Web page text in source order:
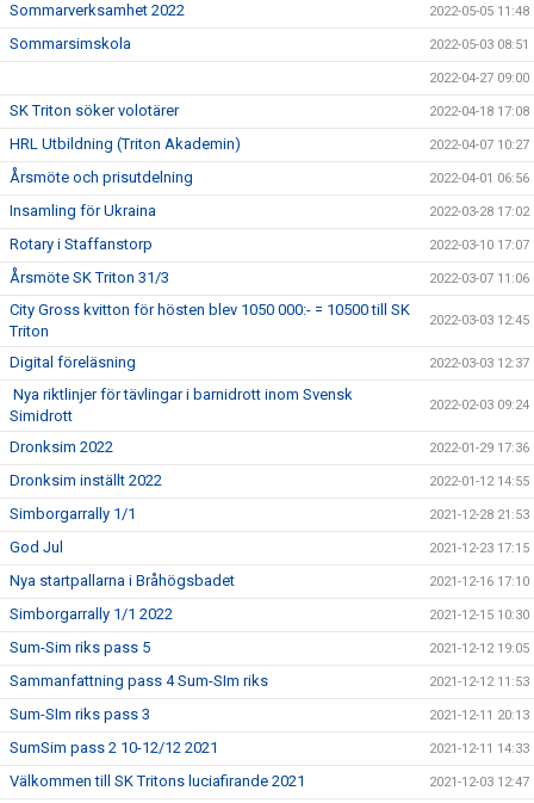
Sommarverksamhet 2022 2022-05-05 11:48
Sommarsimskola 2022-05-03 08:51
2022-04-27 09:00
SK Triton söker volotärer 2022-04-18 17:08
HRL Utbildning (Triton Akademin) 2022-04-07 10:27
Årsmöte och prisutdelning 2022-04-01 06:56
Insamling för Ukraina 2022-03-28 17:02
Rotary i Staffanstorp 2022-03-10 17:07
Årsmöte SK Triton 31/3 2022-03-07 11:06
City Gross kvitton för hösten blev 1050 000:- = 10500 till SK
Triton
2022-03-03 12:45
Digital föreläsning 2022-03-03 12:37
Nya riktlinjer för tävlingar i barnidrott inom Svensk
Simidrott
2022-02-03 09:24
Dronksim 2022 2022-01-29 17:36
Dronksim inställt 2022 2022-01-12 14:55
Simborgarrally 1/1 2021-12-28 21:53
God Jul 2021-12-23 17:15
Nya startpallarna i Bråhögsbadet 2021-12-16 17:10
Simborgarrally 1/1 2022 2021-12-15 10:30
Sum-Sim riks pass 5 2021-12-12 19:05
Sammanfattning pass 4 Sum-SIm riks 2021-12-12 11:53
Sum-SIm riks pass 3 2021-12-11 20:13
SumSim pass 2 10-12/12 2021 2021-12-11 14:33
Välkommen till SK Tritons luciafirande 2021 2021-12-03 12:47